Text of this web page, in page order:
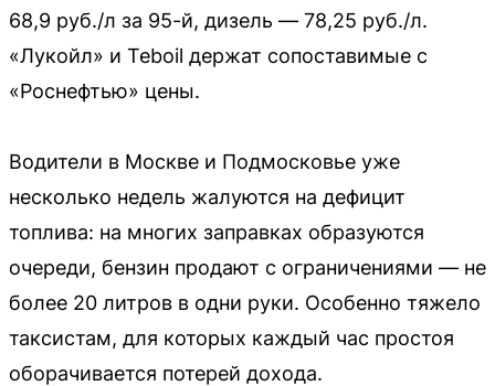
68,9 руб./л за 95-й, дизель — 78,25 руб./л.
«Лукойл» и Teboil держат сопоставимые с
«Роснефтью» цены.
Водители в Москве и Подмосковье уже
несколько недель жалуются на дефицит
топлива: на многих заправках образуются
очереди, бензин продают с ограничениями — не
более 20 литров в одни руки. Особенно тяжело
таксистам, для которых каждый час простоя
оборачивается потерей дохода.